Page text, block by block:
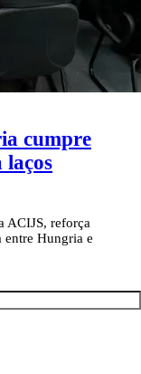
cumpre
laços
ACIJS, reforça
entre Hungria e